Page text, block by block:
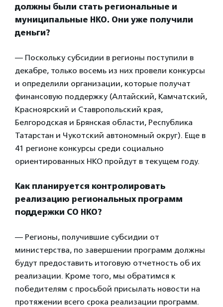
должны были стать региональные и
муниципальные НКО. Они уже получили
деньги?
— Поскольку субсидии в регионы поступили в
декабре, только восемь из них провели конкурсы
и определили организации, которые получат
финансовую поддержку (Алтайский, Камчатский,
Красноярский и Ставропольский края,
Белгородская и Брянская области, Республика
Татарстан и Чукотский автономный округ). Еще в
41 регионе конкурсы среди социально
ориентированных НКО пройдут в текущем году.
Как планируется контролировать
реализацию региональных программ
поддержки СО НКО?
— Регионы, получившие субсидии от
министерства, по завершении программ должны
будут предоставить итоговую отчетность об их
реализации. Кроме того, мы обратимся к
победителям с просьбой присылать новости на
протяжении всего срока реализации программ.